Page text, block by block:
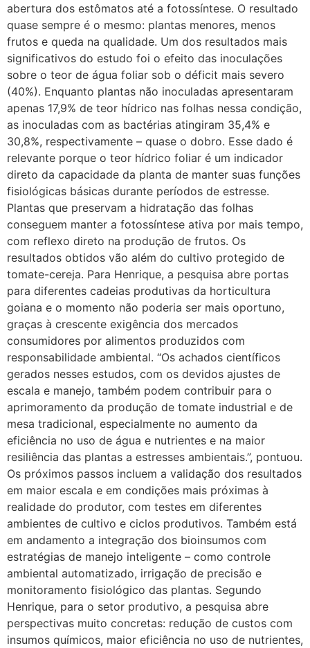
abertura dos estômatos até a fotossíntese. O resultado
quase sempre é o mesmo: plantas menores, menos
frutos e queda na qualidade. Um dos resultados mais
significativos do estudo foi o efeito das inoculações
sobre o teor de água foliar sob o déficit mais severo
(40%). Enquanto plantas não inoculadas apresentaram
apenas 17,9% de teor hídrico nas folhas nessa condição,
as inoculadas com as bactérias atingiram 35,4% e
30,8%, respectivamente – quase o dobro. Esse dado é
relevante porque o teor hídrico foliar é um indicador
direto da capacidade da planta de manter suas funções
fisiológicas básicas durante períodos de estresse.
Plantas que preservam a hidratação das folhas
conseguem manter a fotossíntese ativa por mais tempo,
com reflexo direto na produção de frutos. Os
resultados obtidos vão além do cultivo protegido de
tomate-cereja. Para Henrique, a pesquisa abre portas
para diferentes cadeias produtivas da horticultura
goiana e o momento não poderia ser mais oportuno,
graças à crescente exigência dos mercados
consumidores por alimentos produzidos com
responsabilidade ambiental. “Os achados científicos
gerados nesses estudos, com os devidos ajustes de
escala e manejo, também podem contribuir para o
aprimoramento da produção de tomate industrial e de
mesa tradicional, especialmente no aumento da
eficiência no uso de água e nutrientes e na maior
resiliência das plantas a estresses ambientais.”, pontuou.
Os próximos passos incluem a validação dos resultados
em maior escala e em condições mais próximas à
realidade do produtor, com testes em diferentes
ambientes de cultivo e ciclos produtivos. Também está
em andamento a integração dos bioinsumos com
estratégias de manejo inteligente – como controle
ambiental automatizado, irrigação de precisão e
monitoramento fisiológico das plantas. Segundo
Henrique, para o setor produtivo, a pesquisa abre
perspectivas muito concretas: redução de custos com
insumos químicos, maior eficiência no uso de nutrientes,